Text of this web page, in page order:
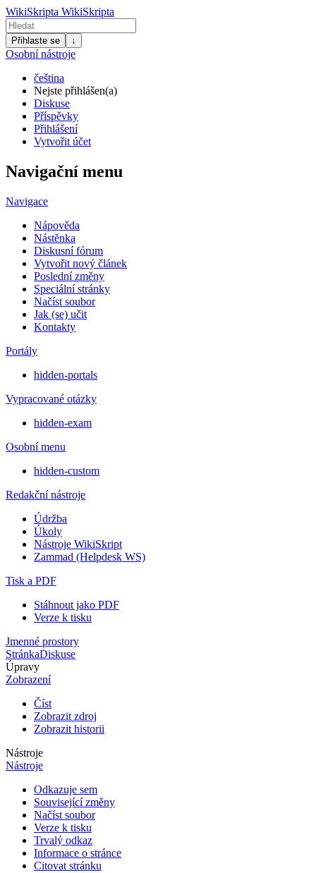
WikiSkripta WikiSkripta
Přihlaste se ↓
Osobní nástroje
čeština
Nejste přihlášen(a)
Diskuse
Příspěvky
Přihlášení
Vytvořit účet
Navigační menu
Navigace
Nápověda
Nástěnka
Diskusní fórum
Vytvořit nový článek
Poslední změny
Speciální stránky
Načíst soubor
Jak (se) učit
Kontakty
Portály
hidden-portals
Vypracované otázky
hidden-exam
Osobní menu
hidden-custom
Redakční nástroje
Údržba
Úkoly
Nástroje WikiSkript
Zammad (Helpdesk WS)
Tisk a PDF
Stáhnout jako PDF
Verze k tisku
Jmenné prostory
StránkaDiskuse
Úpravy
Zobrazení
Číst
Zobrazit zdroj
Zobrazit historii
Nástroje
Nástroje
Odkazuje sem
Související změny
Načíst soubor
Verze k tisku
Trvalý odkaz
Informace o stránce
Citovat stránku